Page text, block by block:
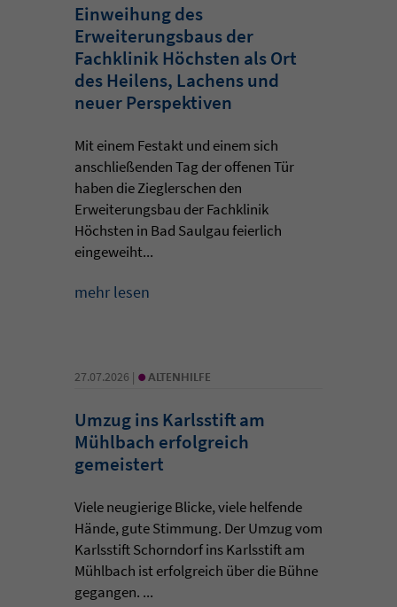
Einweihung des
Erweiterungsbaus der
Fachklinik Höchsten als Ort
des Heilens, Lachens und
neuer Perspektiven
Mit einem Festakt und einem sich
anschließenden Tag der offenen Tür
haben die Zieglerschen den
Erweiterungsbau der Fachklinik
Höchsten in Bad Saulgau feierlich
eingeweiht...
mehr lesen
27.07.2026 | • ALTENHILFE
Umzug ins Karlsstift am
Mühlbach erfolgreich
gemeistert
Viele neugierige Blicke, viele helfende
Hände, gute Stimmung. Der Umzug vom
Karlsstift Schorndorf ins Karlsstift am
Mühlbach ist erfolgreich über die Bühne
gegangen. ...